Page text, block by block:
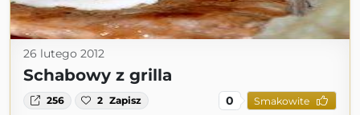
26 lutego 2012
Schabowy z grilla
256 2 Zapisz 0 Smakowite